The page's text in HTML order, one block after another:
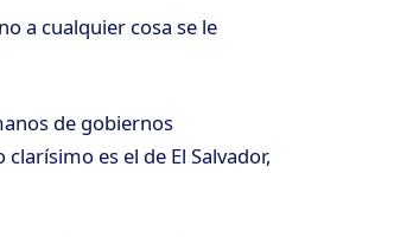
a cualquier cosa se le
de gobiernos
es el de El Salvador,